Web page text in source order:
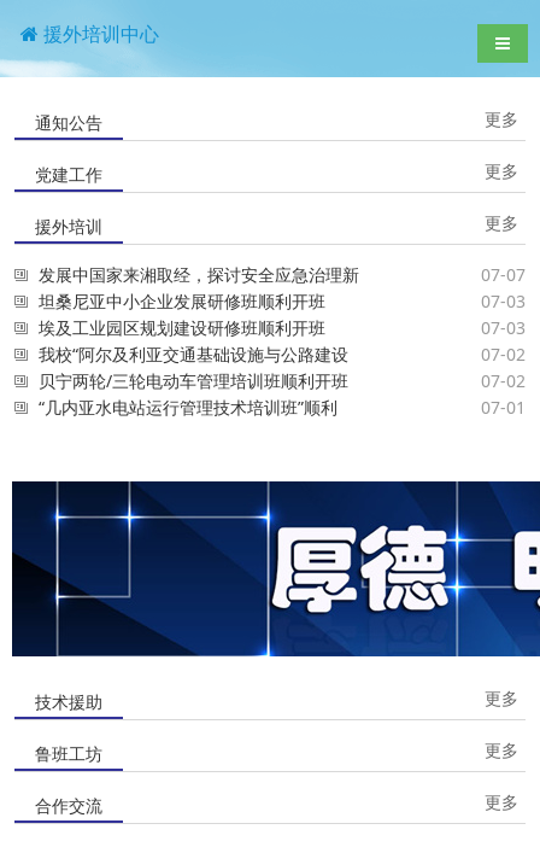
援外培训中心 导航
通知公告 更多
党建工作 更多
援外培训 更多
发展中国家来湘取经，探讨安全应急治理新
07-07
坦桑尼亚中小企业发展研修班顺利开班
07-03
埃及工业园区规划建设研修班顺利开班
07-03
我校“阿尔及利亚交通基础设施与公路建设
07-02
贝宁两轮/三轮电动车管理培训班顺利开班
07-02
“几内亚水电站运行管理技术培训班”顺利
07-01
技术援助 更多
鲁班工坊 更多
合作交流 更多